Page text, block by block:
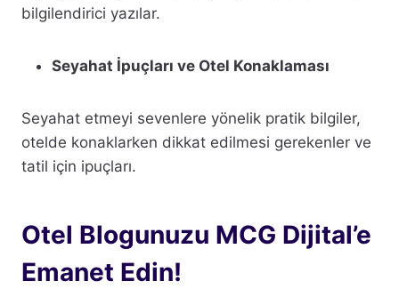
bilgilendirici yazılar.
Seyahat İpuçları ve Otel Konaklaması
Seyahat etmeyi sevenlere yönelik pratik bilgiler,
otelde konaklarken dikkat edilmesi gerekenler ve
tatil için ipuçları.
Otel Blogunuzu MCG Dijital’e
Emanet Edin!